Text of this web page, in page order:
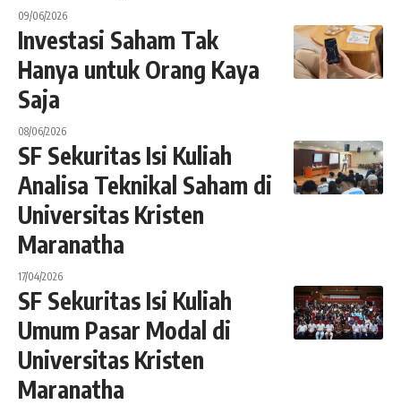
09/06/2026
Investasi Saham Tak
Hanya untuk Orang Kaya
Saja
08/06/2026
SF Sekuritas Isi Kuliah
Analisa Teknikal Saham di
Universitas Kristen
Maranatha
17/04/2026
SF Sekuritas Isi Kuliah
Umum Pasar Modal di
Universitas Kristen
Maranatha